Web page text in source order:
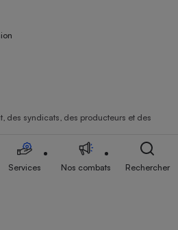
des syndicats, des producteurs et des
Services Nos combats Rechercher